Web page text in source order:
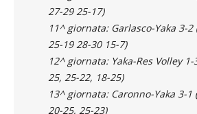
10^ giornata: Yaka-Mondovì 3-1
27-29 25-17)
11^ giornata: Garlasco-Yaka 3-2
25-19 28-30 15-7)
12^ giornata: Yaka-Res Volley 1-
25, 25-22, 18-25)
13^ giornata: Caronno-Yaka 3-1